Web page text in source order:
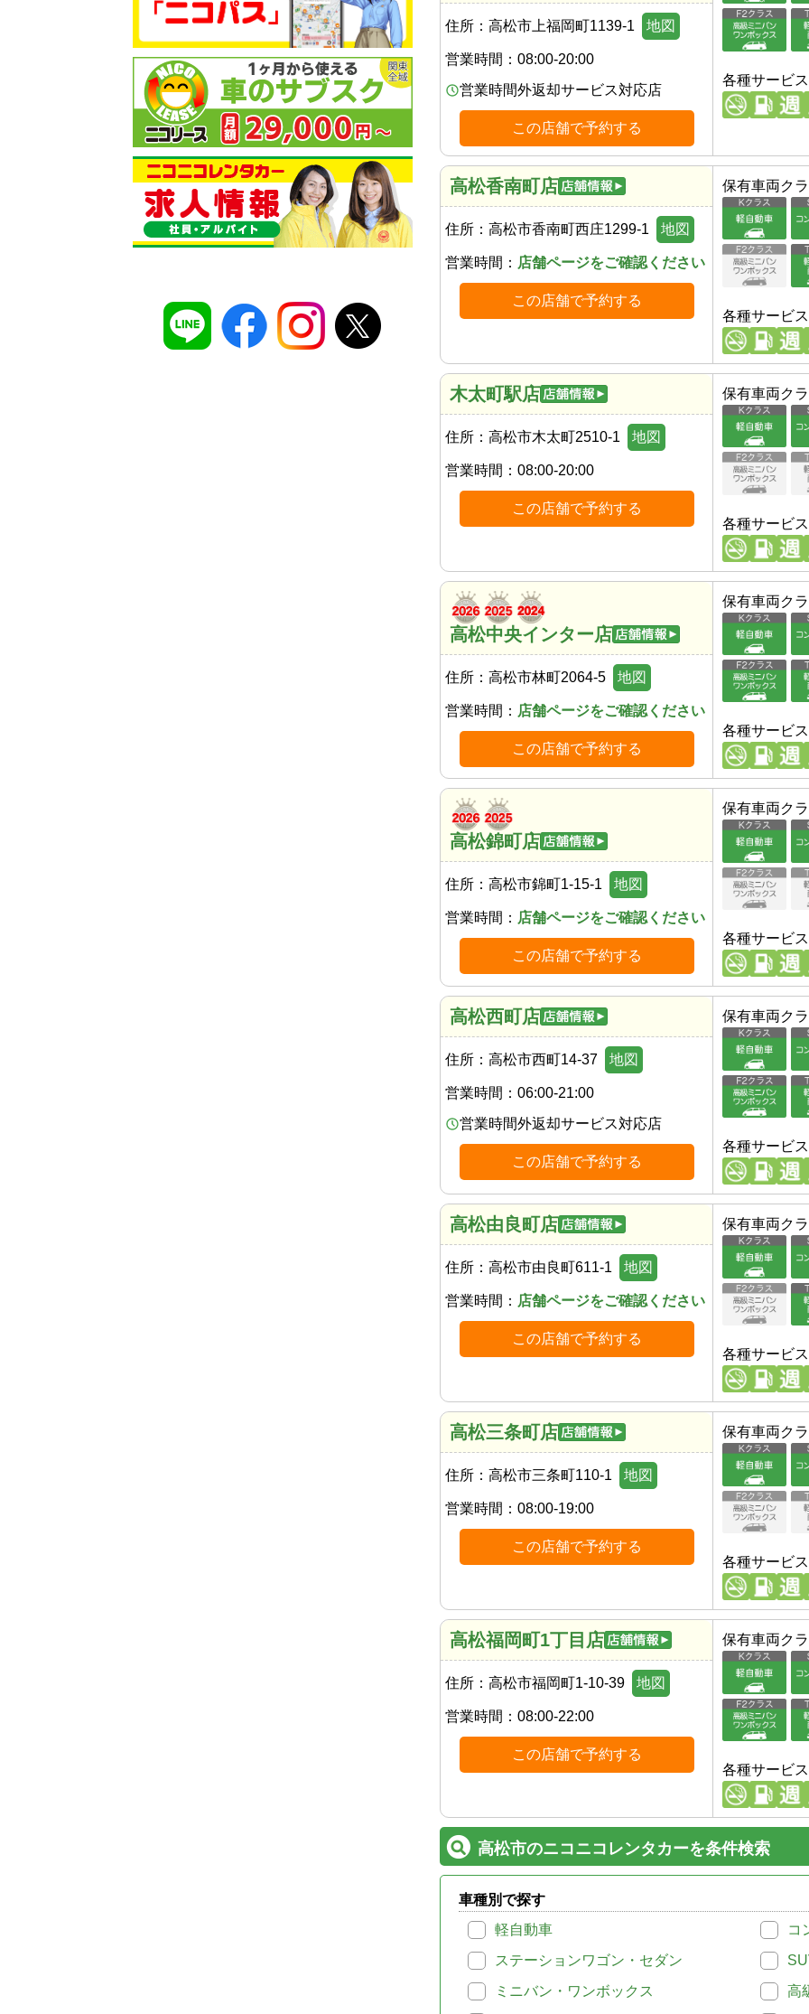
住所： 高松市上福岡町1139-1 地図
営業時間： 08:00-20:00
営業時間外返却サービス対応店
この店舗で予約する
各種サービス
高松香南町店
住所： 高松市香南町西庄1299-1 地図
営業時間： 店舗ページをご確認ください
この店舗で予約する
保有車両ク
各種サービス
木太町駅店
住所： 高松市木太町2510-1 地図
営業時間： 08:00-20:00
この店舗で予約する
保有車両ク
各種サービス
高松中央インター店
住所： 高松市林町2064-5 地図
営業時間： 店舗ページをご確認ください
この店舗で予約する
保有車両ク
各種サービス
高松錦町店
住所： 高松市錦町1-15-1 地図
営業時間： 店舗ページをご確認ください
この店舗で予約する
保有車両ク
各種サービス
高松西町店
住所： 高松市西町14-37 地図
営業時間： 06:00-21:00
営業時間外返却サービス対応店
この店舗で予約する
保有車両ク
各種サービス
高松由良町店
住所： 高松市由良町611-1 地図
営業時間： 店舗ページをご確認ください
この店舗で予約する
保有車両ク
各種サービス
高松三条町店
住所： 高松市三条町110-1 地図
営業時間： 08:00-19:00
この店舗で予約する
保有車両ク
各種サービス
高松福岡町1丁目店
住所： 高松市福岡町1-10-39 地図
営業時間： 08:00-22:00
この店舗で予約する
保有車両ク
各種サービス
高松市のニコニコレンタカーを条件検索
車種別で探す
軽自動車
コ
ステーションワゴン・セダン
ミニバン・ワンボックス
高